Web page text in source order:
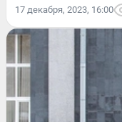
17 декабря, 2023, 16:00